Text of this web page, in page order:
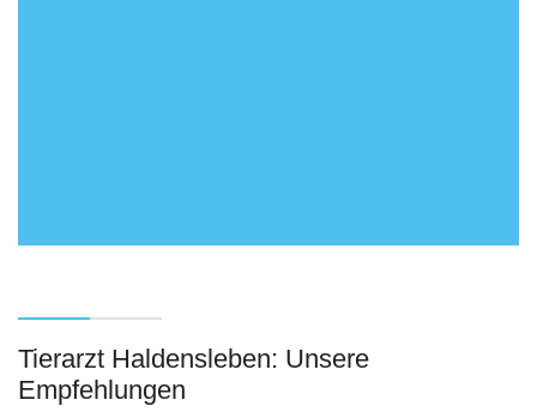
Tierarzt Haldensleben: Unsere
Empfehlungen